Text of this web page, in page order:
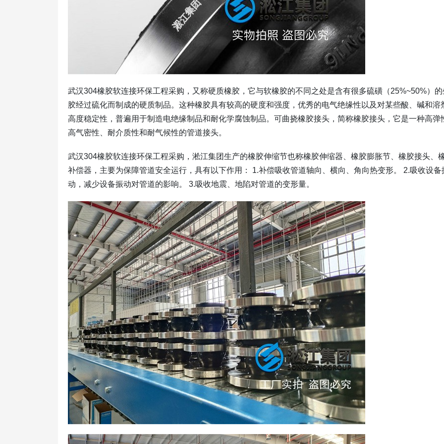
武汉304橡胶软连接环保工程采购，又称硬质橡胶，它与软橡胶的不同之处是含有很多硫磺（25%~50%）的
胶经过硫化而制成的硬质制品。这种橡胶具有较高的硬度和强度，优秀的电气绝缘性以及对某些酸、碱和溶
高度稳定性，普遍用于制造电绝缘制品和耐化学腐蚀制品。可曲挠橡胶接头，简称橡胶接头，它是一种高弹
高气密性、耐介质性和耐气候性的管道接头。
武汉304橡胶软连接环保工程采购，淞江集团生产的橡胶伸缩节也称橡胶伸缩器、橡胶膨胀节、橡胶接头、
补偿器，主要为保障管道安全运行，具有以下作用： 1.补偿吸收管道轴向、横向、角向热变形。 2.吸收设备
动，减少设备振动对管道的影响。 3.吸收地震、地陷对管道的变形量。